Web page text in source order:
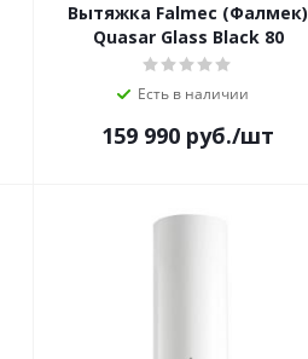
Вытяжка Falmec (Фалмек)
Quasar Glass Black 80
Есть в наличии
159 990 руб./шт